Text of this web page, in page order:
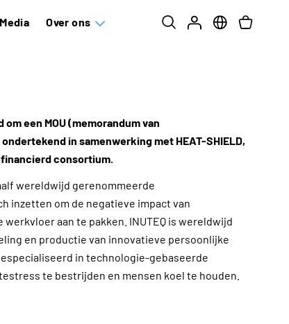
Over ons
om een MOU (memorandum van
in samenwerking met HEAT-SHIELD,
consortium.
wereldwijd gerenommeerde
inzetten om de negatieve impact van
aan te pakken. INUTEQ is wereldwijd
en productie van innovatieve persoonlijke
in technologie-gebaseerde
te bestrijden en mensen koel te houden.